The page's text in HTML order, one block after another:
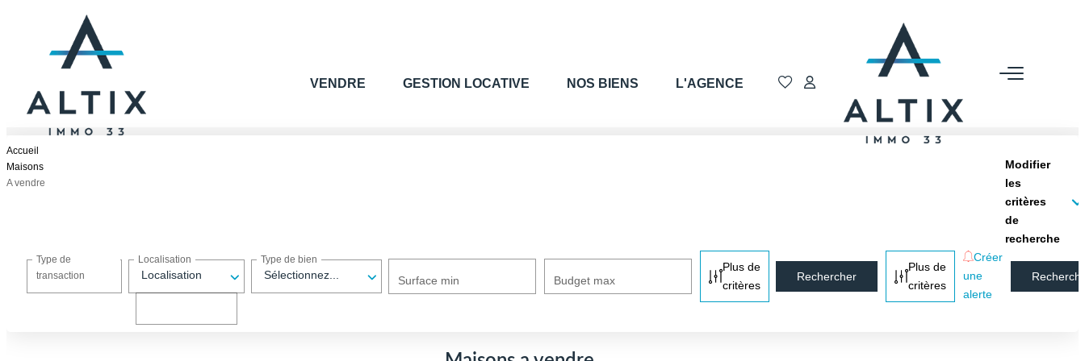
VENDRE GESTION LOCATIVE NOS BIENS L'AGENCE
Accueil
Maisons
A vendre
Modifier
les
critères
de
recherche
Acheter
Type de
transaction
Localisation
Localisation
Sélectionnez...
Type de bien
Surface min Budget max
Plus de
critères
Plus de
critères
Créer
une
alerte